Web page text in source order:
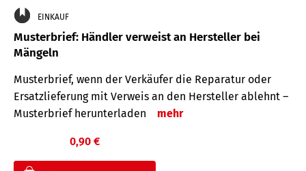
EINKAUF
Musterbrief: Händler verweist an Hersteller bei
Mängeln
Musterbrief, wenn der Verkäufer die Reparatur oder
Ersatzlieferung mit Verweis an den Hersteller ablehnt –
Musterbrief herunterladen
mehr
0,90 €